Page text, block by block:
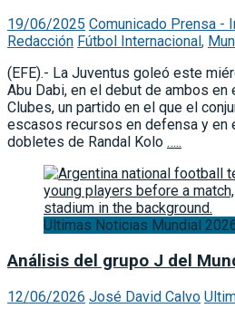
19/06/2025 Comunicado Prensa -
Redacción Fútbol Internacional,
(EFE).- La Juventus goleó este
Abu Dabi, en el debut de ambos en
Clubes, un partido en el que el
escasos recursos en defensa y en
dobletes de Randal Kolo …..
Ultimas Noticias Mundial
Análisis del grupo J del
12/06/2026 José David Calvo